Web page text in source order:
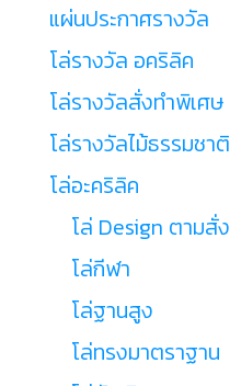
แผ่นประกาศรางวัล
โล่รางวัล อคริลิค
โล่รางวัลสั่งทำพิเศษ
โล่รางวัลไม้ธรรมชาติ
โล่อะคริลิค
โล่ Design ตามสั่ง
โล่กีฬา
โล่ฐานสูง
โล่ทรงมาตราฐาน